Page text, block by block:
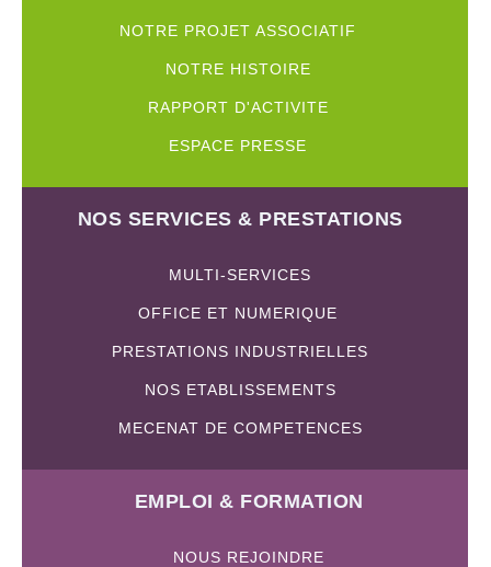
NOTRE PROJET ASSOCIATIF
NOTRE HISTOIRE
RAPPORT D'ACTIVITE
ESPACE PRESSE
NOS SERVICES & PRESTATIONS
MULTI-SERVICES
OFFICE ET NUMERIQUE
PRESTATIONS INDUSTRIELLES
NOS ETABLISSEMENTS
MECENAT DE COMPETENCES
EMPLOI & FORMATION
NOUS REJOINDRE